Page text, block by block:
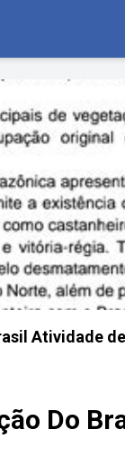
Atividade
Do